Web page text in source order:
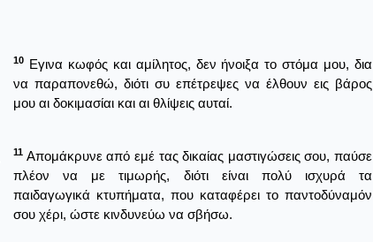
10 Εγινα κωφός και αμίλητος, δεν ήνοιξα το στόμα μου, δια
να παραπονεθώ, διότι συ επέτρεψες να έλθουν εις βάρος
μου αι δοκιμασίαι και αι θλίψεις αυταί.
11 Απομάκρυνε από εμέ τας δικαίας μαστιγώσεις σου, παύσε
πλέον να με τιμωρής, διότι είναι πολύ ισχυρά τα
παιδαγωγικά κτυπήματα, που καταφέρει το παντοδύναμόν
σου χέρι, ώστε κινδυνεύω να σβήσω.